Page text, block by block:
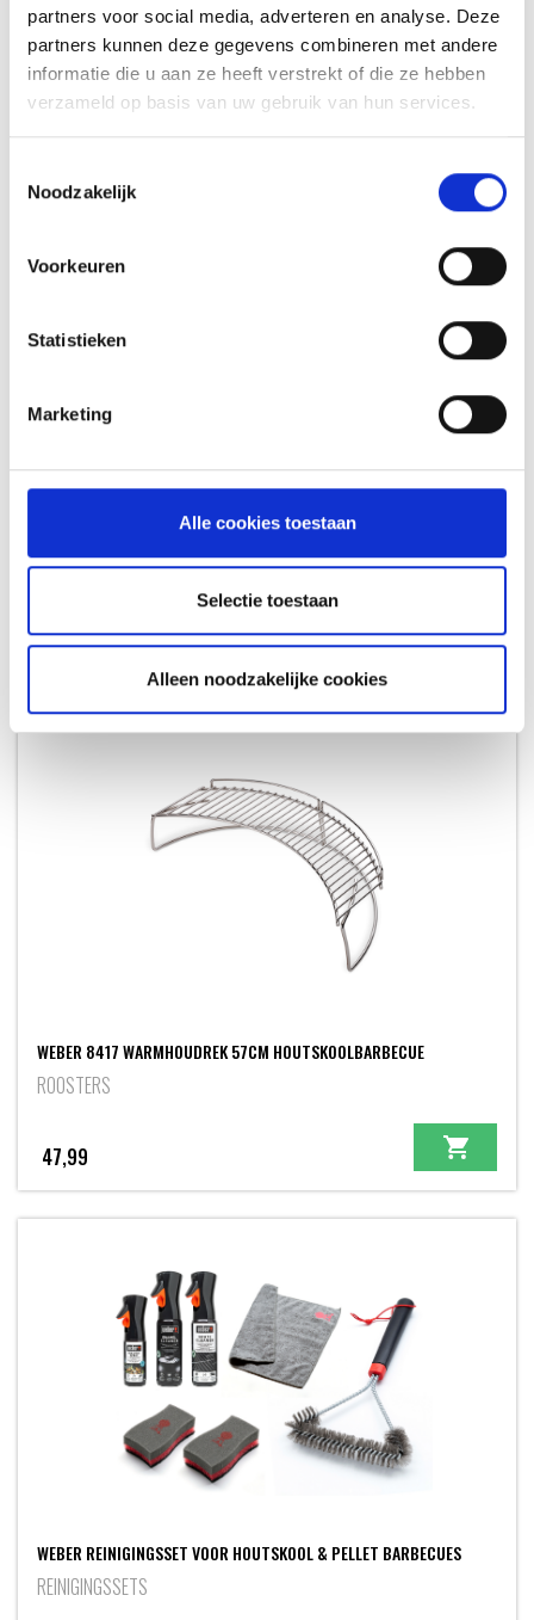
partners voor social media, adverteren en analyse. Deze
partners kunnen deze gegevens combineren met andere
informatie die u aan ze heeft verstrekt of die ze hebben
verzameld op basis van uw gebruik van hun services.
Noodzakelijk
Voorkeuren
Statistieken
Marketing
Alle cookies toestaan
Selectie toestaan
Alleen noodzakelijke cookies
59,99
WEBER 8417 WARMHOUDREK 57CM HOUTSKOOLBARBECUE
ROOSTERS
47,99
WEBER REINIGINGSSET VOOR HOUTSKOOL & PELLET BARBECUES
REINIGINGSSETS